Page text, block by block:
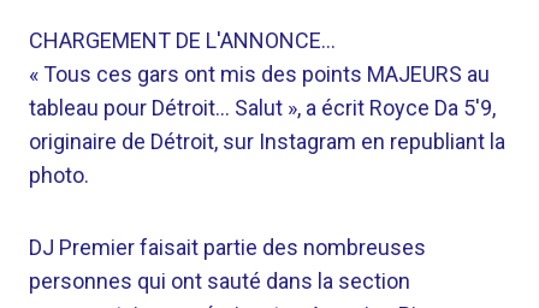
CHARGEMENT DE L'ANNONCE…
« Tous ces gars ont mis des points MAJEURS au
tableau pour Détroit… Salut », a écrit Royce Da 5'9,
originaire de Détroit, sur Instagram en republiant la
photo.
DJ Premier faisait partie des nombreuses
personnes qui ont sauté dans la section